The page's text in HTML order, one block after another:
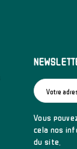
Vous
cela nos
du site.